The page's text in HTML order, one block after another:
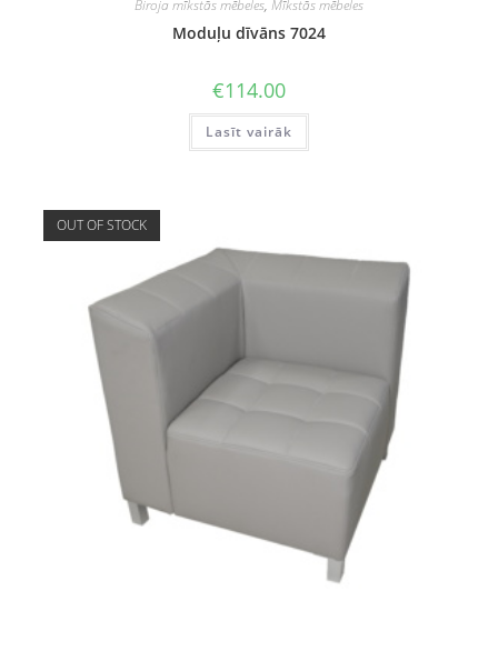
Biroja mīkstās mēbeles, Mīkstās mēbeles
Moduļu dīvāns 7024
€114.00
Lasīt vairāk
OUT OF STOCK